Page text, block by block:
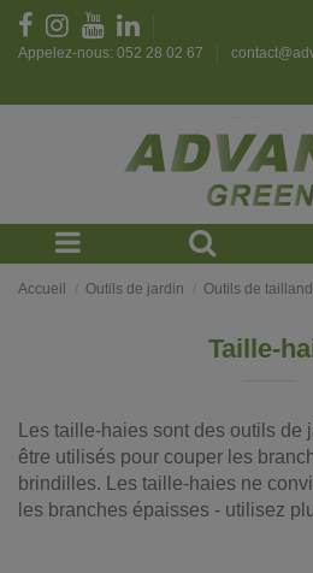
Appelez-nous: 052 28 02 67
Accueil Outils de jardin Outils de
Taille-
Les taille-haies sont des outils
être utilisés pour couper les
brindilles. Les taille-haies ne
les branches épaisses - utilisez